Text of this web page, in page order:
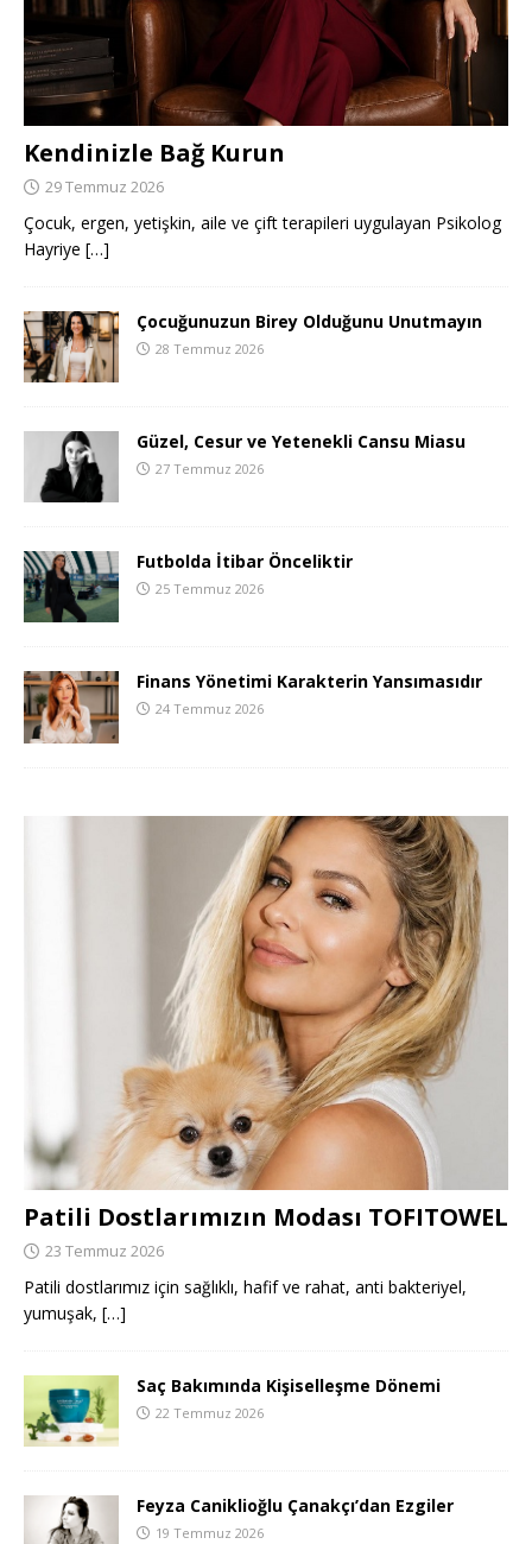
Kendinizle Bağ Kurun
29 Temmuz 2026
Çocuk, ergen, yetişkin, aile ve çift terapileri uygulayan Psikolog
Hayriye […]
Çocuğunuzun Birey Olduğunu Unutmayın
28 Temmuz 2026
Güzel, Cesur ve Yetenekli Cansu Miasu
27 Temmuz 2026
Futbolda İtibar Önceliktir
25 Temmuz 2026
Finans Yönetimi Karakterin Yansımasıdır
24 Temmuz 2026
Patili Dostlarımızın Modası TOFITOWEL
23 Temmuz 2026
Patili dostlarımız için sağlıklı, hafif ve rahat, anti bakteriyel,
yumuşak, […]
Saç Bakımında Kişiselleşme Dönemi
22 Temmuz 2026
Feyza Caniklioğlu Çanakçı’dan Ezgiler
19 Temmuz 2026